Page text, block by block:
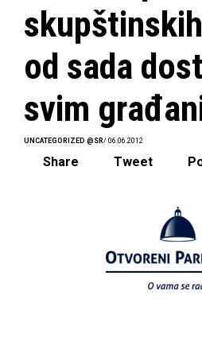
od sada
svim
UNCATEGORIZED @SR/ 06.06.2012
Share Tweet